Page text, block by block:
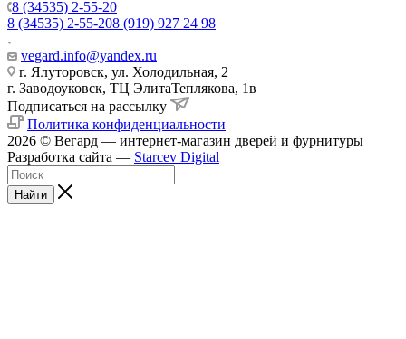
8 (34535) 2-55-20
8 (34535) 2-55-208 (919) 927 24 98
vegard.info@yandex.ru
г. Ялуторовск, ул. Холодильная, 2
г. Заводоуковск, ​ТЦ Элита​Теплякова, 1в
Подписаться на рассылку
Политика конфиденциальности
2026 © Вегард — интернет-магазин дверей и фурнитуры
Разработка сайта — Starcev Digital
Найти